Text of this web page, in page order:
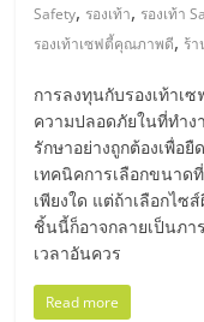
เอ็
มอี
ไทย,
SMEs,
แฟ
Safety, รองเท้า, รองเท้า
รองเท้าเซฟตี้คุณภาพดี, ร้า
การลงทุนกับรองเท้าเ
ความปลอดภัยในที่ทำ
รักษาอย่างถูกต้องเพื่อ
เทคนิคการเลือกขนาด
เพียงใด แต่ถ้าเลือกไ
ชิ้นนี้ก็อาจกลายเป็นภา
เวลาอันควร
Read more